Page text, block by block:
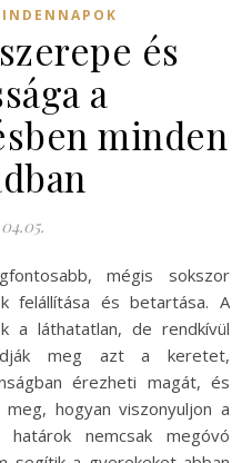
és
a
minden
felállítása és betartása. A
a láthatatlan, de rendkívül
meg azt a keretet,
érezheti magát, és
hogyan viszonyuljon a
nemcsak megóvó